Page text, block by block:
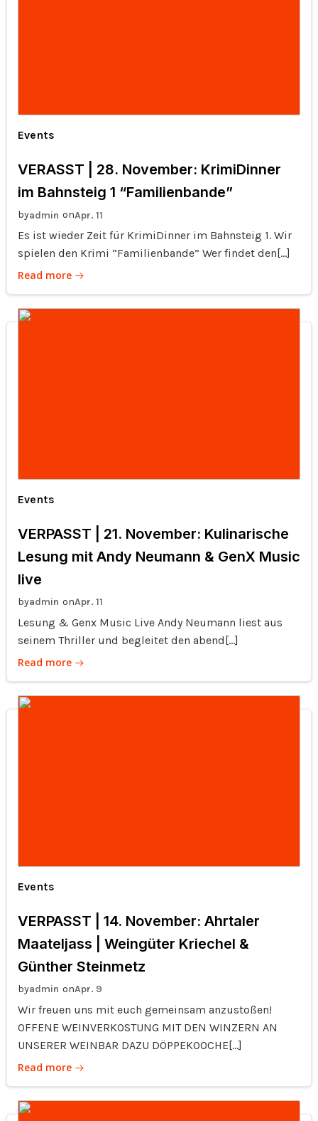
Events
VERASST | 28. November: KrimiDinner
im Bahnsteig 1 “Familienbande”
byadmin onApr. 11
Es ist wieder Zeit für KrimiDinner im Bahnsteig 1. Wir
spielen den Krimi “Familienbande” Wer findet den[…]
Read more
Events
VERPASST | 21. November: Kulinarische
Lesung mit Andy Neumann & GenX Music
live
byadmin onApr. 11
Lesung & Genx Music Live Andy Neumann liest aus
seinem Thriller und begleitet den abend[…]
Read more
Events
VERPASST | 14. November: Ahrtaler
Maateljass | Weingüter Kriechel &
Günther Steinmetz
byadmin onApr. 9
Wir freuen uns mit euch gemeinsam anzustoßen!
OFFENE WEINVERKOSTUNG MIT DEN WINZERN AN
UNSERER WEINBAR DAZU DÖPPEKOOCHE[…]
Read more